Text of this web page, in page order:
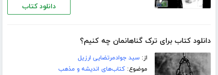
دانلود کتاب
دانلود کتاب برای ترک گناهانمان چه کنیم؟
از:سید جوادمرتضایی ارزیل
موضوع:کتاب‌های اندیشه و مذهب